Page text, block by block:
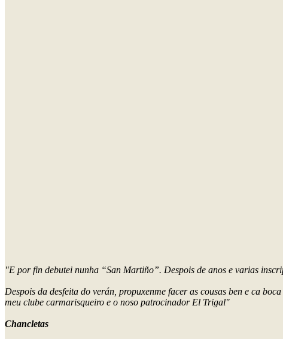
"E por fin debutei nunha “San Martiño”. Despois de anos e varias
Despois da desfeita do verán, propuxenme facer as cousas ben e ca
meu clube carmarisqueiro e o noso patrocinador El Trigal"
Chancletas